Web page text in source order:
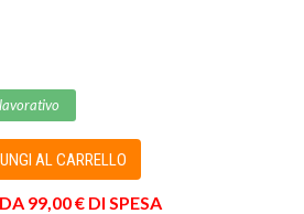
AL CARRELLO
99,00 € DI SPESA